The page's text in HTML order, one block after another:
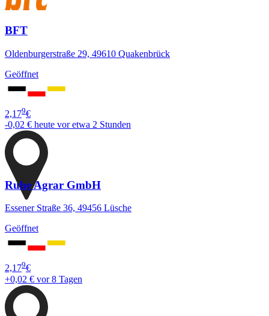
BFT
Oldenburgerstraße 29, 49610 Quakenbrück
Geöffnet
2,179€
-0,02 € heute vor etwa 2 Stunden
Ruhe Agrar GmbH
Essener Straße 36, 49456 Lüsche
Geöffnet
2,179€
+0,02 € vor 8 Tagen